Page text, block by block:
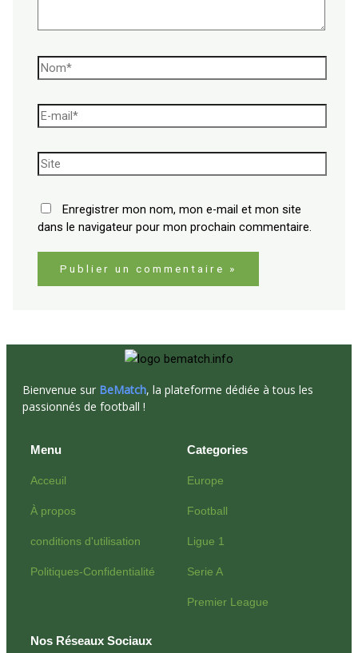
Enregistrer mon nom, mon e-mail et mon site
dans le navigateur pour mon prochain commentaire.
Bienvenue sur BeMatch, la plateforme dédiée à tous les
passionnés de football !
Menu
Acceuil
À propos
conditions d'utilisation
Politiques-Confidentialité
Categories
Europe
Football
Ligue 1
Serie A
Premier League
Nos Réseaux Sociaux